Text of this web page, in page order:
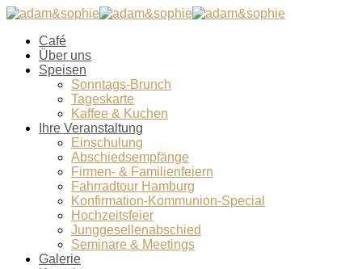
Café
Über uns
Speisen
Sonntags-Brunch
Tageskarte
Kaffee & Kuchen
Ihre Veranstaltung
Einschulung
Abschiedsempfänge
Firmen- & Familienfeiern
Fahrradtour Hamburg
Konfirmation-Kommunion-Special
Hochzeitsfeier
Junggesellenabschied
Seminare & Meetings
Galerie